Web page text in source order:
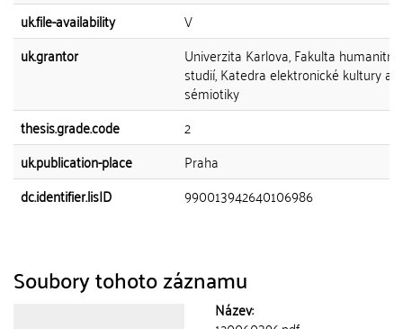
uk.file-availability
V
uk.grantor
Univerzita Karlova, Fakulta
studií, Katedra elektronické kultury a
sémiotiky
thesis.grade.code
2
uk.publication-place
Praha
dc.identifier.lisID
990013942640106986
Soubory tohoto záznamu
Název: